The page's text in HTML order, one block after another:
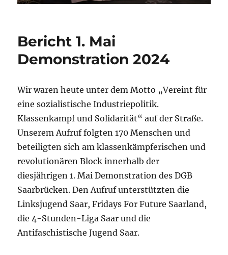
Bericht 1. Mai
Demonstration 2024
Wir waren heute unter dem Motto „Vereint für
eine sozialistische Industriepolitik.
Klassenkampf und Solidarität“ auf der Straße.
Unserem Aufruf folgten 170 Menschen und
beteiligten sich am klassenkämpferischen und
revolutionären Block innerhalb der
diesjährigen 1. Mai Demonstration des DGB
Saarbrücken. Den Aufruf unterstützten die
Linksjugend Saar, Fridays For Future Saarland,
die 4-Stunden-Liga Saar und die
Antifaschistische Jugend Saar.